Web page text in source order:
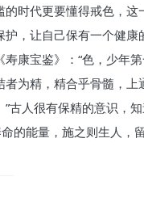
时代更要懂得戒色，这
，让自己保有一个健
康宝鉴》：“色，少年
为精，精合乎骨髓，上
古人很有保精的意识，
的能量，施之则生人，留